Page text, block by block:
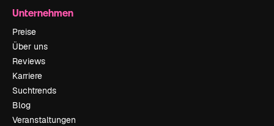
Unternehmen
Preise
Über uns
Reviews
Karriere
Suchtrends
Blog
Veranstaltungen